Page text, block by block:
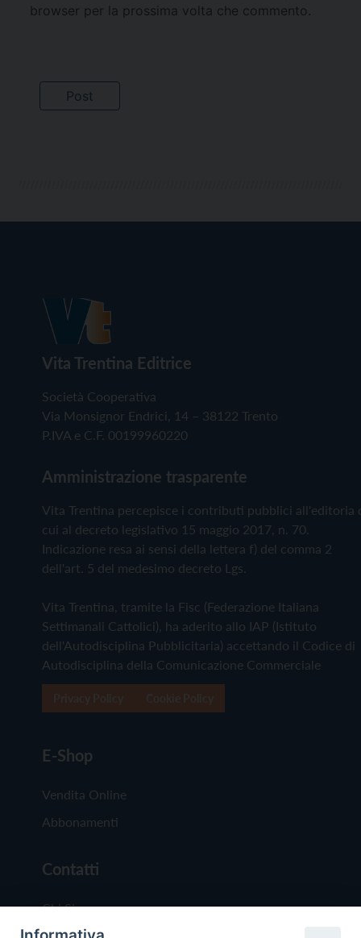
browser per la prossima volta che commento.
Vita Trentina Editrice
Società Cooperativa
Via Monsignor Endrici, 14 – 38122 Trento
P.IVA e C.F. 00199960220
Amministrazione trasparente
Vita Trentina percepisce i contributi pubblici all'editoria
cui al decreto legislativo 15 maggio 2017, n. 70.
Indicazione resa ai sensi della lettera f) del comma 2
dell'art. 5 del medesimo decreto Lgs.
Vita Trentina, tramite la Fisc (Federazione Italiana
Settimanali Cattolici), ha aderito allo IAP (Istituto
dell'Autodisciplina Pubblicitaria) accettando il Codice di
Autodisciplina della Comunicazione Commerciale
E-Shop
Vendita Online
Abbonamenti
Contatti
Chi Siamo